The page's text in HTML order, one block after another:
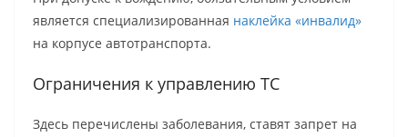
является специализированная наклейка «инвалид»
на корпусе автотранспорта.
Ограничения к управлению ТС
Здесь перечислены заболевания, ставят запрет на